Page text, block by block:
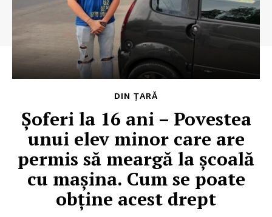
DIN ȚARĂ
Şoferi la 16 ani – Povestea
unui elev minor care are
permis să meargă la şcoală
cu maşina. Cum se poate
obţine acest drept